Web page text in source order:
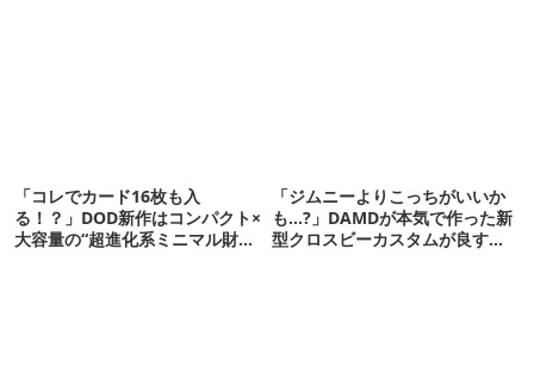
「コレでカード16枚も入
る！？」DOD新作はコンパクト×
大容量の“超進化系ミニマル財
「ジムニーよりこっちがいいか
も…?」DAMDが本気で作った新
型クロスビーカスタムが良すぎ